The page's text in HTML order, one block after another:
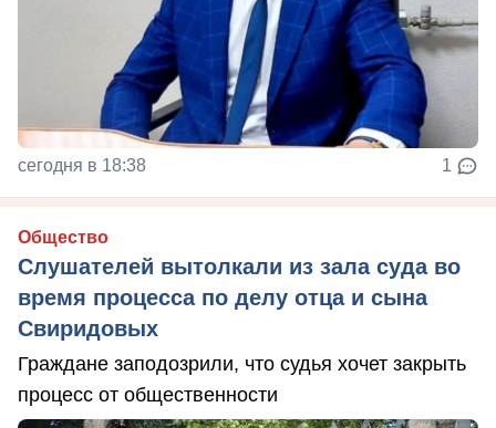
сегодня в 18:38 1
Общество
Слушателей вытолкали из зала суда во
время процесса по делу отца и сына
Свиридовых
Граждане заподозрили, что судья хочет закрыть
процесс от общественности